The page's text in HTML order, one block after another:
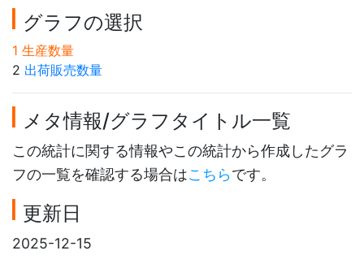
グラフの選択
1 生産数量
2 出荷販売数量
メタ情報/グラフタイトル一覧
この統計に関する情報やこの統計から作成したグラ
フの一覧を確認する場合はこちらです。
更新日
2025-12-15